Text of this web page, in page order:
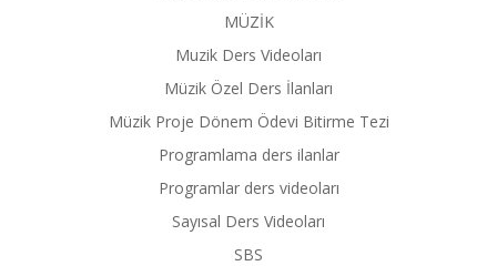
MÜZİK
Muzik Ders Videoları
Müzik Özel Ders İlanları
Müzik Proje Dönem Ödevi Bitirme Tezi
Programlama ders ilanlar
Programlar ders videoları
Sayısal Ders Videoları
SBS